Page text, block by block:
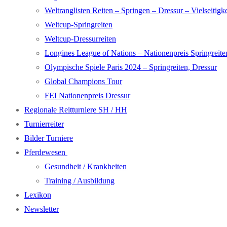
Weltranglisten Reiten – Springen – Dressur –
Weltcup-Springreiten
Weltcup-Dressurreiten
Longines League of Nations – Nationenpreis
Olympische Spiele Paris 2024 – Springreiten, Dressur
Global Champions Tour
FEI Nationenpreis Dressur
Regionale Reitturniere SH / HH
Turnierreiter
Bilder Turniere
Pferdewesen
Gesundheit / Krankheiten
Training / Ausbildung
Lexikon
Newsletter